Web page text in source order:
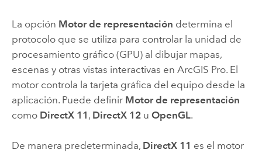
La opción Motor de representación determina el
protocolo que se utiliza para controlar la unidad de
procesamiento gráfico (GPU) al dibujar mapas,
escenas y otras vistas interactivas en ArcGIS Pro. El
motor controla la tarjeta gráfica del equipo desde la
aplicación. Puede definir Motor de representación
como DirectX 11 , DirectX 12u OpenGL.
De manera predeterminada, DirectX 11 es el motor